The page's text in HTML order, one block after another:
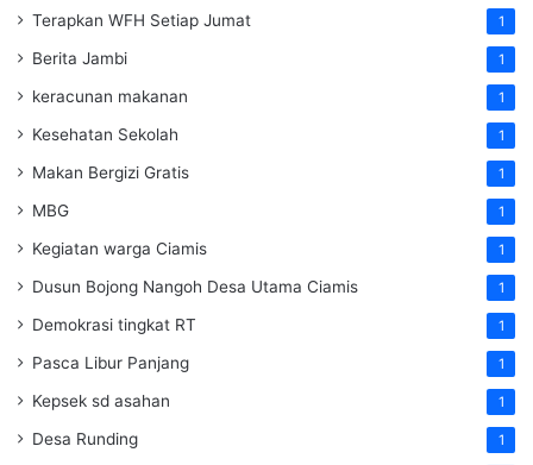
Terapkan WFH Setiap Jumat 1
Berita Jambi 1
keracunan makanan 1
Kesehatan Sekolah 1
Makan Bergizi Gratis 1
MBG 1
Kegiatan warga Ciamis 1
Dusun Bojong Nangoh Desa Utama Ciamis 1
Demokrasi tingkat RT 1
Pasca Libur Panjang 1
Kepsek sd asahan 1
Desa Runding 1